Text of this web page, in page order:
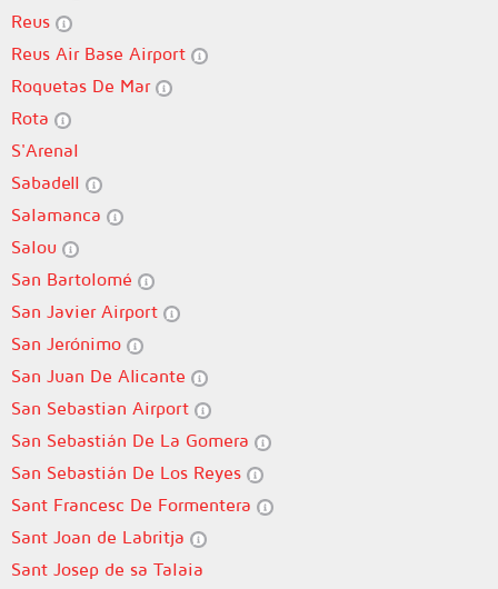
Reus
Reus Air Base Airport
Roquetas De Mar
Rota
S'Arenal
Sabadell
Salamanca
Salou
San Bartolomé
San Javier Airport
San Jerónimo
San Juan De Alicante
San Sebastian Airport
San Sebastián De La Gomera
San Sebastián De Los Reyes
Sant Francesc De Formentera
Sant Joan de Labritja
Sant Josep de sa Talaia